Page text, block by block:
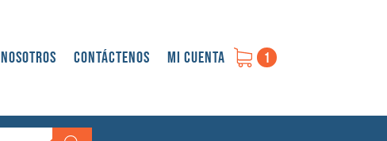
Nosotros Contáctenos Mi cuenta 1